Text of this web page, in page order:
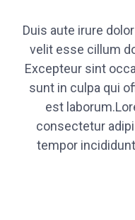
Duis aute irure
velit esse cillum
Excepteur sint
sunt in culpa qui
est
consectetur
tempor